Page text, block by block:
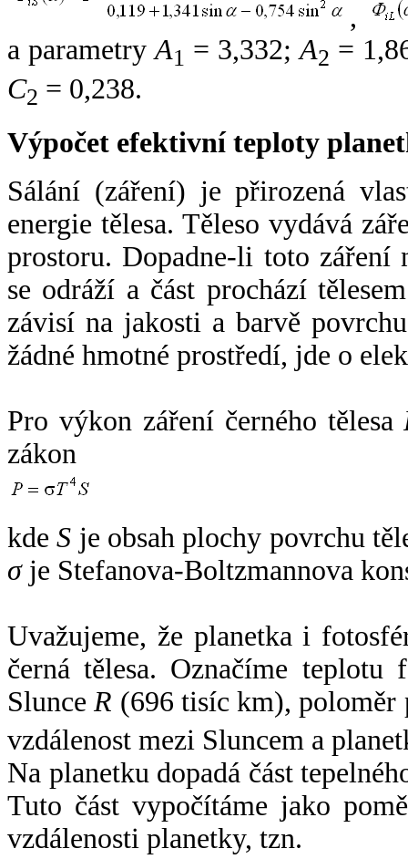
,
a parametryA1 = 3,332;A2 =
C2 = 0,238.
Výpočet efektivní teploty
Sálání (záření) je přirozená
energie tělesa. Těleso vydává
prostoru. Dopadne-li toto záření
se odráží a část prochází
závisí na jakosti a barvě
žádné hmotné prostředí, jde o
Pro výkon záření černého tělesa
zákon
kdeS je obsah plochy povrchu
σje Stefanova-Boltzmannova
Uvažujeme, že planetka i
černá tělesa. Označíme
SlunceR (696 tisíc km),
vzdálenost mezi Sluncem a
Na planetku dopadá část
Tuto část vypočítáme jako
vzdálenosti planetky, tzn.